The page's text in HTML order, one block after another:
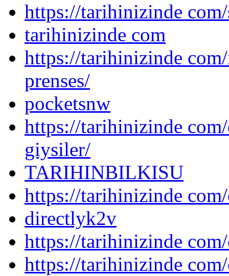
https://tarihinizinde
tarihinizinde com
https://tarihinizinde
prenses/
pocketsnw
https://tarihinizinde
giysiler/
TARIHINBILKISU
https://tarihinizinde
directlyk2v
https://tarihinizinde
https://tarihinizinde